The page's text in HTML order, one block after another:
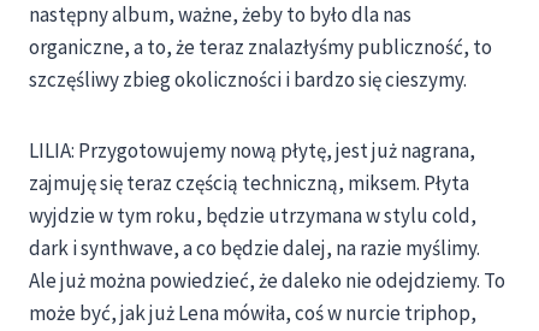
następny album, ważne, żeby to było dla nas
organiczne, a to, że teraz znalazłyśmy publiczność, to
szczęśliwy zbieg okoliczności i bardzo się cieszymy.
LILIA: Przygotowujemy nową płytę, jest już nagrana,
zajmuję się teraz częścią techniczną, miksem. Płyta
wyjdzie w tym roku, będzie utrzymana w stylu cold,
dark i synthwave, a co będzie dalej, na razie myślimy.
Ale już można powiedzieć, że daleko nie odejdziemy. To
może być, jak już Lena mówiła, coś w nurcie triphop,